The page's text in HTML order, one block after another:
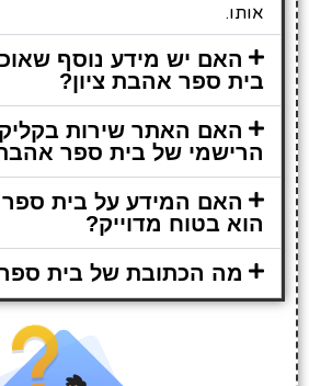
אותו.
האם יש מידע נוסף
בית ספר אהבת ציון?
האם האתר שירות
הרישמי של בית ספר אהבת
האם המידע על בית ספר
הוא בטוח מדוייק?
מה הכתובת של בית ספר